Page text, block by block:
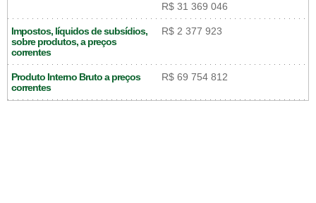
R$ 31 369 046
Impostos, líquidos de subsídios,
sobre produtos, a preços
correntes
R$ 2 377 923
Produto Interno Bruto a preços
correntes
R$ 69 754 812